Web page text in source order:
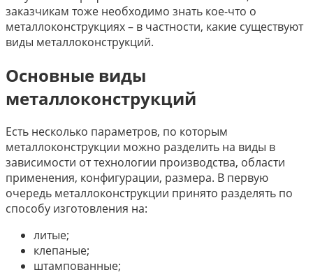
заказчикам тоже необходимо знать кое-что о
металлоконструкциях – в частности, какие существуют
виды металлоконструкций.
Основные виды
металлоконструкций
Есть несколько параметров, по которым
металлоконструкции можно разделить на виды в
зависимости от технологии производства, области
применения, конфигурации, размера. В первую
очередь металлоконструкции принято разделять по
способу изготовления на:
литые;
клепаные;
штампованные;